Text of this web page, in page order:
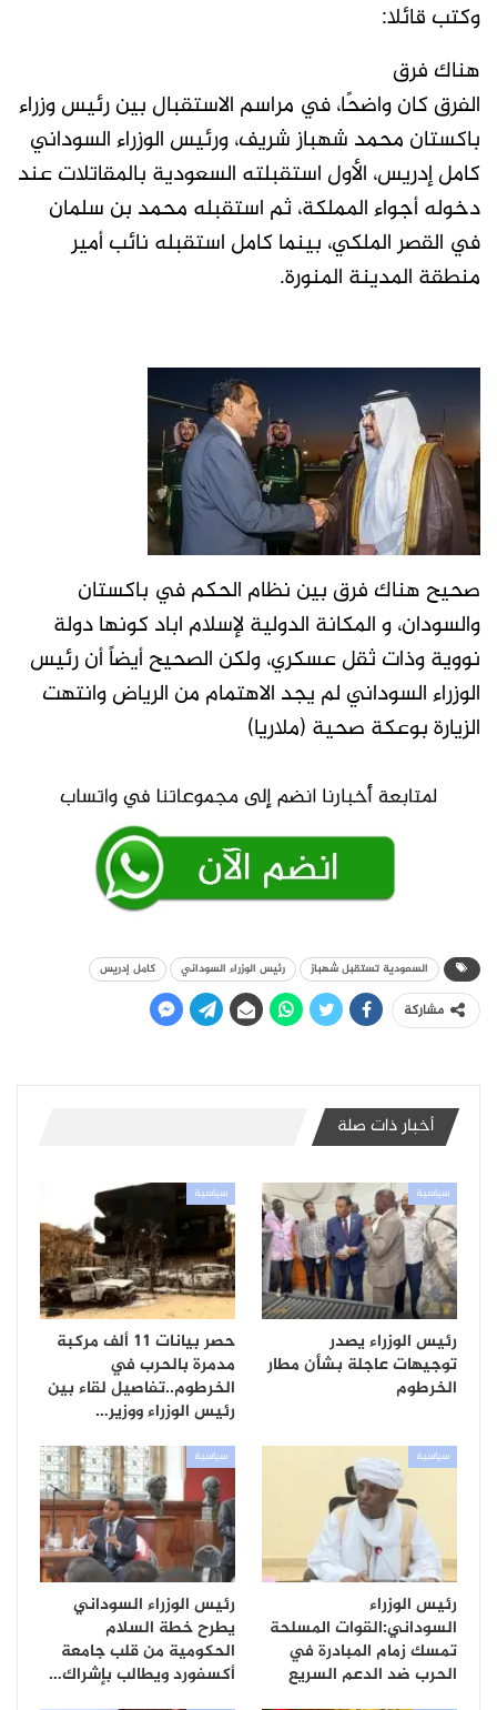
وكتب قائلا:
هناك فرق
الفرق كان واضحًا، في مراسم الاستقبال بين رئيس وزراء
باكستان محمد شهباز شريف، ورئيس الوزراء السوداني
كامل إدريس، الأول استقبلته السعودية بالمقاتلات عند
دخوله أجواء المملكة، ثم استقبله محمد بن سلمان
في القصر الملكي، بينما كامل استقبله نائب أمير
منطقة المدينة المنورة.
صحيح هناك فرق بين نظام الحكم في باكستان
والسودان، و المكانة الدولية لإسلام اباد كونها دولة
نووية وذات ثقل عسكري، ولكن الصحيح أيضاً أن رئيس
الوزراء السوداني لم يجد الاهتمام من الرياض وانتهت
الزيارة بوعكة صحية (ملاريا)
السعودية تستقبل شهباز رئيس الوزراء السوداني كامل إدريس
مشاركة
أخبار ذات صلة
سياسية
رئيس الوزراء يصدر
توجيهات عاجلة بشأن مطار
الخرطوم
سياسية
حصر بيانات 11 ألف مركبة
مدمرة بالحرب في
الخرطوم..تفاصيل لقاء بين
رئيس الوزراء ووزير…
سياسية
رئيس الوزراء
السوداني:القوات المسلحة
تمسك زمام المبادرة في
الحرب ضد الدعم السريع
سياسية
رئيس الوزراء السوداني
يطرح خطة السلام
الحكومية من قلب جامعة
أكسفورد ويطالب بإشراك…